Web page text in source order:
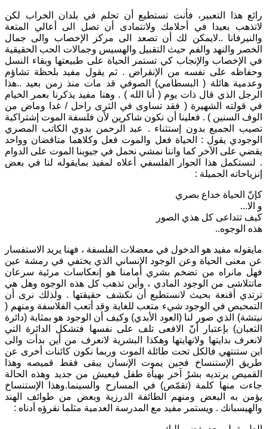
رائع هذا التعبير، فأنت تستطيع أن تحلم في بلدان الخراب لكن
لاتذهب بعيدا في أحلامك ولاتتمادى أن تصل الى أعالي المتعة
والنيرفانا ..لايمكن لك أن تصعد الى مركز الإخصاب والى جمال
الخصر والنهد والفم حيث التقبيل والهسيس وجمالات الحب الحقيقية
في الإخصاب والإنجاب كي تستمر الحياة على طبيعتها وبقاء النسل
وحفاظه على نفسه من الإنقراض . ثم يقول مفيد بلحظة تشاؤم
وعدمية هائلة ( البسطامي) الصوفي قد مات منذ زمن بعيد ..هذا
الرجل الذي قال ذات يوم ( أنا الله ) . وهنا مفيد يذكرنا بعمر الخيام
في قولته الشهيرة ( فقد تساوى في الثرى راحل / غدا وماض من
الوف السنين ) . فعلينا أن نكون شاكرين لأن فلسفة الموت إشتراكية
تصيب الجميع بدون إستثناء . عبد الرحمن بدوي الكاتب المصري
الوجودي يقول : الحياة فعل والموت فعل وكلاهما متاقضان وواحد
يقضي على الآخر كما واننا نمشي نحمل في جيوبنا الموت على الدوام
. لنستكمل هذا الحوار الفلسفي أعلاه لمفيد بمايقوله لنا في بعض
إنزياحاته الجميلة :
كإنّ الحياة خداع بصري
و الا...
كيف تتداعى كل هذي الصور
هذه الوجوه..
مايقوله مفيد هو الدخول في معضلات الفلسفة ، فهنا يريد الاستفسار
عن معنى الحياة وعن الوجود الإنساني الذي يختفي في رمشة عين
فهل مانراه من تضخم بشري أمامنا هو إنعكاسات مرئية سرعان
ماتتلاشى من الوجود المادي ، وأين تذهب كل هذه الوجوه وهل هي
ترتدي أقنعة بحيث لانستطيع أن نكشف حقيقتها . ولذلك نرى أن
التمحيص في الوجود شيء متعب للغاية وقد أتعب الفلاسفة ومنهم (
نيتشة) الذي صور لنا (العود الأبدي) وكيف أن الوجود هو بمثابة (دائرة
الثعبان) بإعتبار أنّ الافعى تلف على نفسها فتشكل الدائرة التي
لانعرف بدايتها ولانهايتها وهكذا البشرية لانعرف من أين بدأت والى
اين ستنتهي فالكل تحت طائلة الموت وربما نكون كائنات أخرى عن
طريق الإستنساخ فحين يموت الإنسان يبقى فقط قميصه وهذا
القميص يرتديه بشرُ آخر بهيأة طفل فيعيش من جديد وهذه الحالة
جاءت منها كلمة (تقمّص) في المسارح والسينما.وهذا الإستنساخ
يؤمن به البعض ومنهم الطائفة الدرزية وبعض من طوائف الهند
والهيسبانك . ويستمر مفيد مع المدرسة العدمية مثلما نقرؤه أدناه :